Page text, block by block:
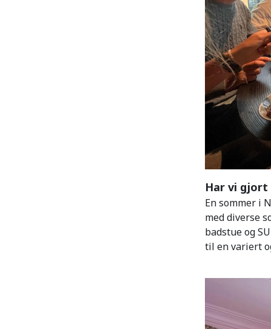
Har vi gjort
En sommer i
med diverse
badstue og
til en variert